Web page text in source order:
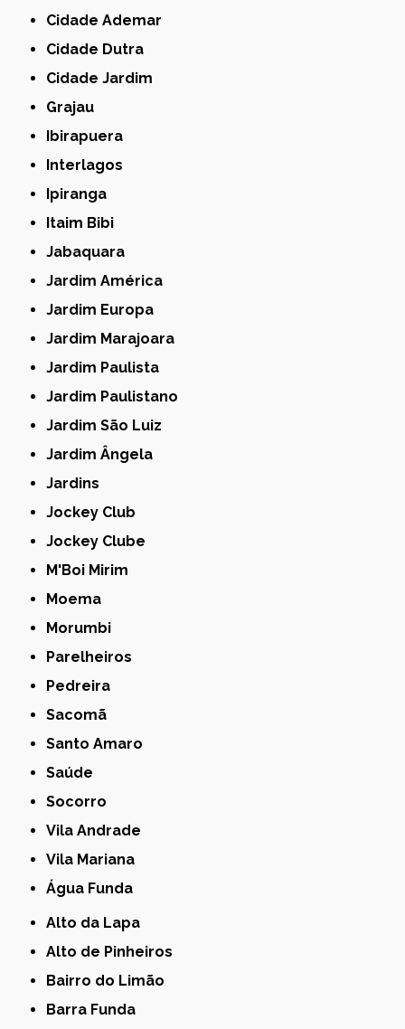
Cidade Ademar
Cidade Dutra
Cidade Jardim
Grajau
Ibirapuera
Interlagos
Ipiranga
Itaim Bibi
Jabaquara
Jardim América
Jardim Europa
Jardim Marajoara
Jardim Paulista
Jardim Paulistano
Jardim São Luiz
Jardim Ângela
Jardins
Jockey Club
Jockey Clube
M'Boi Mirim
Moema
Morumbi
Parelheiros
Pedreira
Sacomã
Santo Amaro
Saúde
Socorro
Vila Andrade
Vila Mariana
Água Funda
Alto da Lapa
Alto de Pinheiros
Bairro do Limão
Barra Funda